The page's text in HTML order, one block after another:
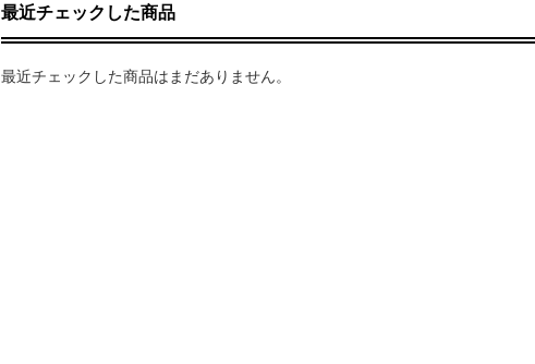
最近チェックした商品
最近チェックした商品はまだありません。